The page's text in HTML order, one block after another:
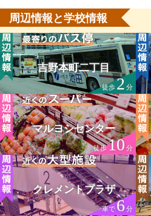
周辺情報と学校情報
吉野本町二丁目
徒歩2 分
マルヨシセンター
徒歩10分
クレメントプラザ
車で6分